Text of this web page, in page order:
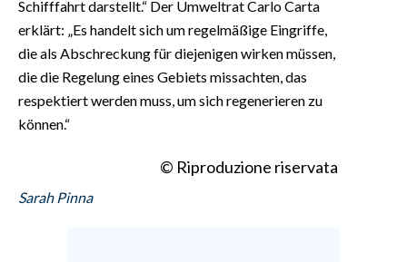
Schifffahrt darstellt.“ Der Umweltrat Carlo Carta
erklärt: „Es handelt sich um regelmäßige Eingriffe,
die als Abschreckung für diejenigen wirken müssen,
die die Regelung eines Gebiets missachten, das
respektiert werden muss, um sich regenerieren zu
können.“
© Riproduzione riservata
Sarah Pinna